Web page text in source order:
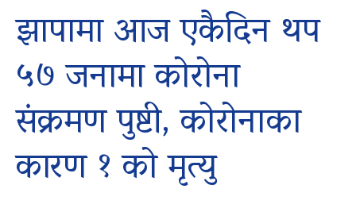
झापामा आज एकैदिन थप
५७ जनामा कोरोना
संक्रमण पुष्टी, कोरोनाका
कारण १ को मृत्यु